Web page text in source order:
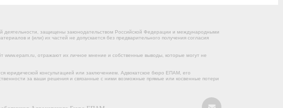
защищены законодательством Российской Федерации и международными
и (или) их частей не допускается без предварительного получения согласия
www.epam.ru, отражают их личное мнение и собственные выводы, которые могут не
юридической консультацией или заключением. Адвокатское бюро ЕПАМ, его
за ваши решения и связанные с ними возможные прямые или косвенные потери